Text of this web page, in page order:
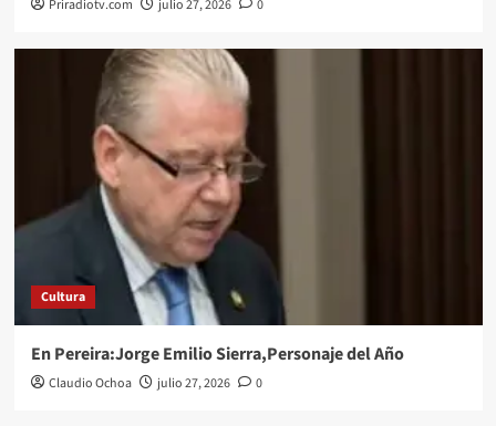
Priradiotv.com julio 27, 2026 0
Cultura
En Pereira:Jorge Emilio Sierra,Personaje del Año
Claudio Ochoa julio 27, 2026 0